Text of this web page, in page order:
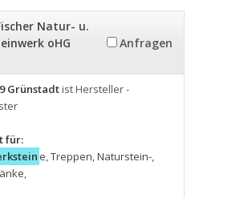
Natur- u.
oHG
Anfragen
Grünstadtist Hersteller -
für:
e,Treppen,Naturstein-,
,